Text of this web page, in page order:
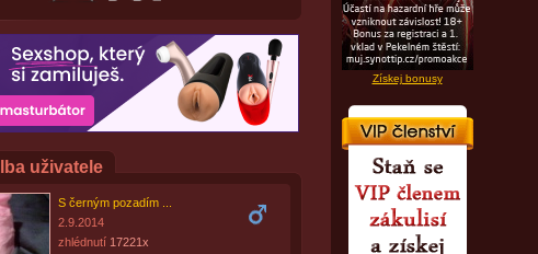
Získej bonusy
uživatele
S černým pozadím ...
2.9.2014
zhlédnutí 17221x